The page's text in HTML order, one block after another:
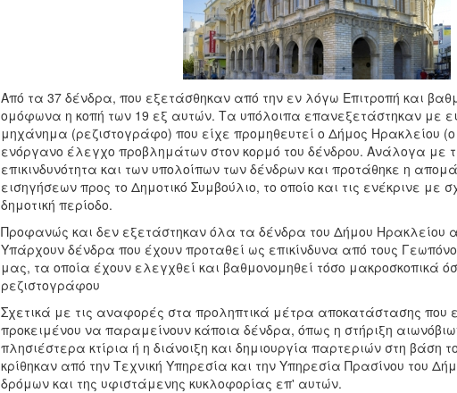
Από τα 37 δένδρα, που εξετάσθηκαν από την εν λόγω Επιτροπή και
ομόφωνα η κοπή των 19 εξ αυτών. Τα υπόλοιπα επανεξετάστηκαν με
μηχάνημα (ρεζιστογράφο) που είχε προμηθευτεί ο Δήμος Ηρακλείου
ενόργανο έλεγχο προβλημάτων στον κορμό του δένδρου. Ανάλογα με
επικινδυνότητα και των υπολοίπων των δένδρων και προτάθηκε η
εισηγήσεων προς το Δημοτικό Συμβούλιο, το οποίο και τις ενέκρινε με
δημοτική περίοδο.
Προφανώς και δεν εξετάστηκαν όλα τα δένδρα του Δήμου Ηρακλείου
Υπάρχουν δένδρα που έχουν προταθεί ως επικίνδυνα από τους
μας, τα οποία έχουν ελεγχθεί και βαθμονομηθεί τόσο μακροσκοπικά
ρεζιστογράφου
Σχετικά με τις αναφορές στα προληπτικά μέτρα αποκατάστασης που
προκειμένου να παραμείνουν κάποια δένδρα, όπως η στήριξη
πλησιέστερα κτίρια ή η διάνοιξη και δημιουργία παρτεριών στη βάση
κρίθηκαν από την Τεχνική Υπηρεσία και την Υπηρεσία Πρασίνου του
δρόμων και της υφιστάμενης κυκλοφορίας επ' αυτών.